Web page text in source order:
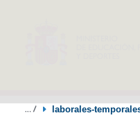
laborales-